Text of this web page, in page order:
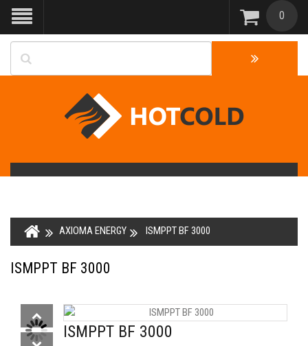
0
AXIOMA ENERGY ISMPPT BF 3000
ISMPPT BF 3000
ISMPPT BF 3000